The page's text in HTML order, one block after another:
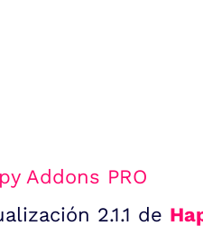
Addons PRO
2.1.1 de